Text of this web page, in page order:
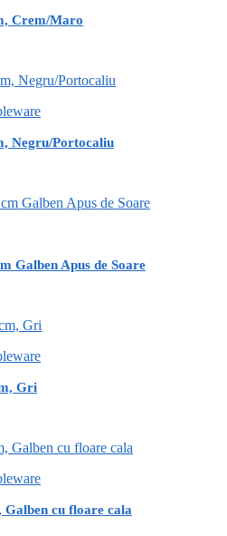
Crem/Maro
Negru/Portocaliu
Galben Apus de Soare
Gri
cu floare cala